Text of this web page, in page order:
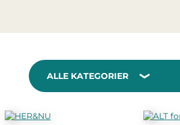
ALLE KATEGORIER